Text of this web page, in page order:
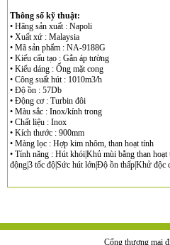
Thông số kỹ thuật:
• Hãng sản xuất : Napoli
• Xuất xứ : Malaysia
• Mã sản phẩm : NA-9188G
• Kiểu cấu tạo : Gắn áp tường
• Kiểu dáng : Ống mặt cong
• Công suất hút : 1010m3/h
• Độ ồn : 57Db
• Động cơ : Turbin đôi
• Màu sắc : Inox/kính trong
• Chất liệu : Inox
• Kích thước : 900mm
• Màng lọc : Hợp kim nhôm, than hoạt tính
• Tính năng : Hút khói|Khủ mùi bằng than
động|3 tốc độ|Sức hút lớn|Độ ồn thấp|Khử độc
Cổng thương mại